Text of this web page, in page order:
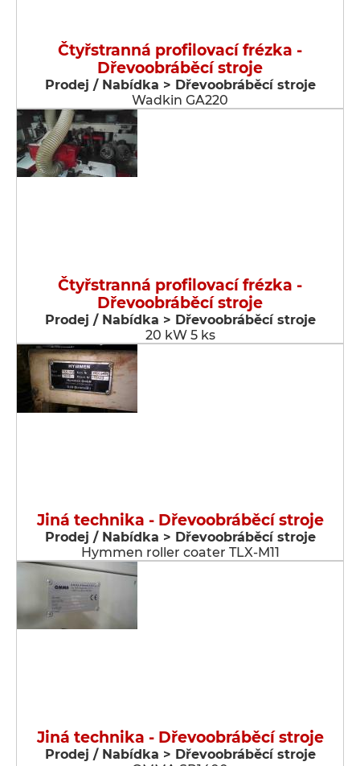
Čtyřstranná profilovací frézka -
Dřevoobráběcí stroje
Prodej / Nabídka > Dřevoobráběcí stroje
Wadkin GA220
Čtyřstranná profilovací frézka -
Dřevoobráběcí stroje
Prodej / Nabídka > Dřevoobráběcí stroje
20 kW 5 ks
Jiná technika - Dřevoobráběcí stroje
Prodej / Nabídka > Dřevoobráběcí stroje
Hymmen roller coater TLX-M11
Jiná technika - Dřevoobráběcí stroje
Prodej / Nabídka > Dřevoobráběcí stroje